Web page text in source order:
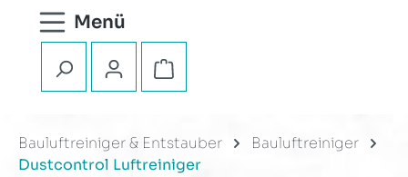
Warenkorb enthält 0
Bauluftreiniger & Entstauber
Bauluftreiniger
Dustcontrol Luftreiniger